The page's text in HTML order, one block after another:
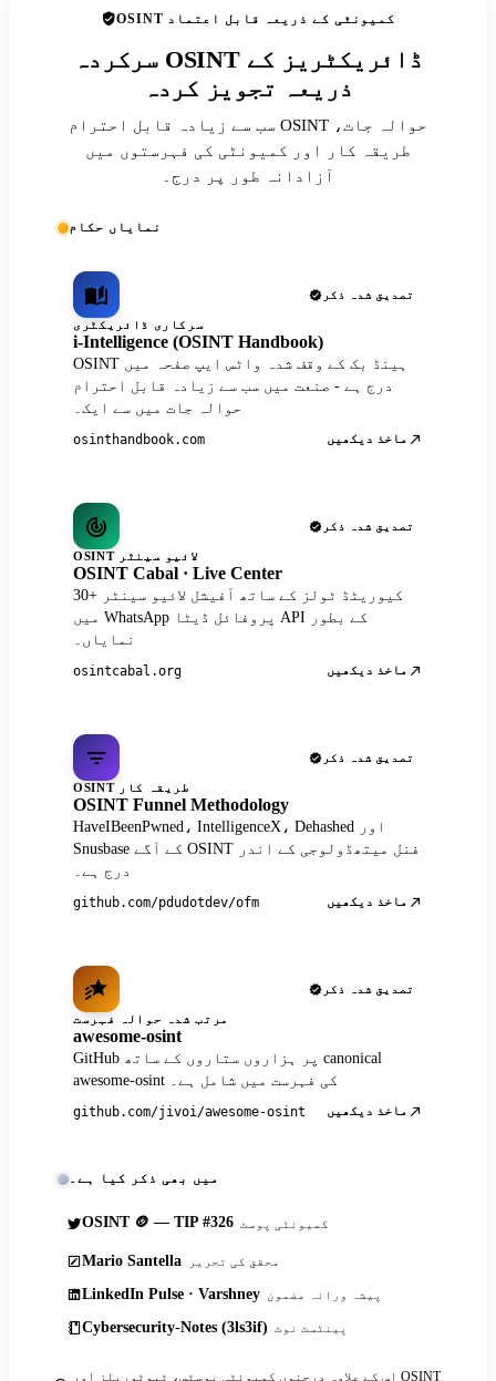
OSINT کمیونٹی کے ذریعہ قابل اعتماد
سرکردہ OSINT ڈائریکٹریز کے
ذریعہ تجویز کردہ
سب سے زیادہ قابل احترام OSINT حوالہ جات،
طریقہ کار اور کمیونٹی کی فہرستوں میں
آزادانہ طور پر درج۔
نمایاں حکام
تصدیق شدہ ذکر
سرکاری ڈائریکٹری
i-Intelligence (OSINT Handbook)
OSINT ہینڈ بک کے وقف شدہ واٹس ایپ صفحہ میں
درج ہے - صنعت میں سب سے زیادہ قابل احترام
حوالہ جات میں سے ایک۔
osinthandbook.com ماخذ دیکھیں
تصدیق شدہ ذکر
OSINT لائیو سینٹر
OSINT Cabal · Live Center
30+ کیوریٹڈ ٹولز کے ساتھ آفیشل لائیو سینٹر
میں WhatsApp پروفائل ڈیٹا API کے بطور
نمایاں۔
osintcabal.org ماخذ دیکھیں
تصدیق شدہ ذکر
OSINT طریقہ کار
OSINT Funnel Methodology
HaveIBeenPwned، IntelligenceX، Dehashed اور
Snusbase کے آگے OSINT فنل میتھڈولوجی کے اندر
درج ہے۔
github.com/pdudotdev/ofm ماخذ دیکھیں
تصدیق شدہ ذکر
مرتب شدہ حوالہ فہرست
awesome-osint
GitHub پر ہزاروں ستاروں کے ساتھ canonical
awesome-osint کی فہرست میں شامل ہے۔
github.com/jivoi/awesome-osint ماخذ دیکھیں
میں بھی ذکر کیا ہے۔
OSINT 🪙 — TIP #326 کمیونٹی پوسٹ
Mario Santella محقق کی تحریر
LinkedIn Pulse · Varshney پیشہ ورانہ مضمون
Cybersecurity-Notes (3ls3if) پینٹسٹ نوٹ
اس کے علاوہ درجنوں کمیونٹی پوسٹس، ٹیوٹوریلز اور OSINT